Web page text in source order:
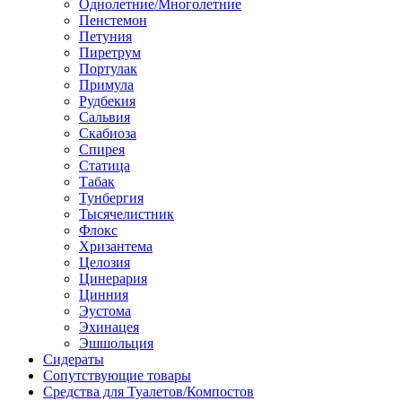
Однолетние/Многолетние
Пенстемон
Петуния
Пиретрум
Портулак
Примула
Рудбекия
Сальвия
Скабиоза
Спирея
Статица
Табак
Тунбергия
Тысячелистник
Флокс
Хризантема
Целозия
Цинерария
Цинния
Эустома
Эхинацея
Эшшольция
Сидераты
Сопутствующие товары
Средства для Туалетов/Компостов